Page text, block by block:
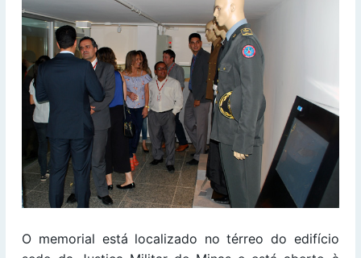
O memorial está localizado no térreo do edifício